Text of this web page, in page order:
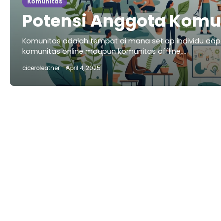
Potensi Anggota
Komunitas adalah tempat di mana setiap individu
komunitas online maupun komunitas offline,…
ciceroleather April 4, 2025